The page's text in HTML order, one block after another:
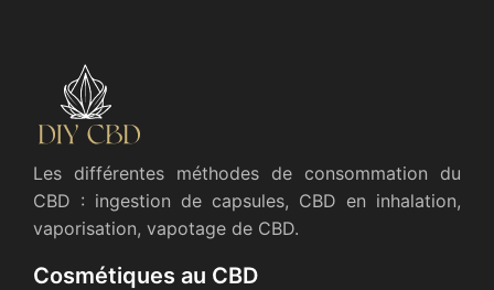
Les différentes méthodes de consommation du
CBD : ingestion de capsules, CBD en inhalation,
vaporisation, vapotage de CBD.
Cosmétiques au CBD